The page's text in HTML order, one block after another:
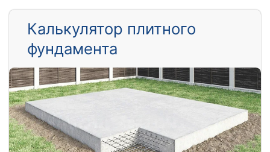
Калькулятор плитного
фундамента